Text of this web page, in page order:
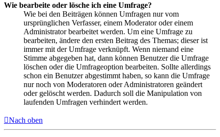
Wie bearbeite oder lösche ich eine Umfrage?
Wie bei den Beiträgen können Umfragen nur vom
ursprünglichen Verfasser, einem Moderator oder einem
Administrator bearbeitet werden. Um eine Umfrage zu
bearbeiten, ändere den ersten Beitrag des Themas; dieser ist
immer mit der Umfrage verknüpft. Wenn niemand eine
Stimme abgegeben hat, dann können Benutzer die Umfrage
löschen oder die Umfrageoption bearbeiten. Sollte allerdings
schon ein Benutzer abgestimmt haben, so kann die Umfrage
nur noch von Moderatoren oder Administratoren geändert
oder gelöscht werden. Dadurch soll die Manipulation von
laufenden Umfragen verhindert werden.
Nach oben